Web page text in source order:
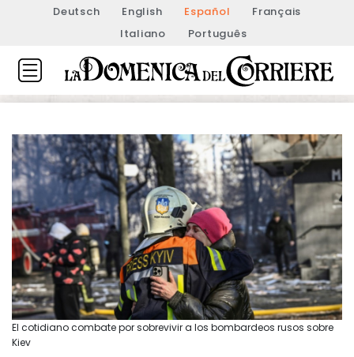
Deutsch English Español
Français
Italiano
Português
El cotidiano combate por sobrevivir a los bombardeos rusos sobre
Kiev